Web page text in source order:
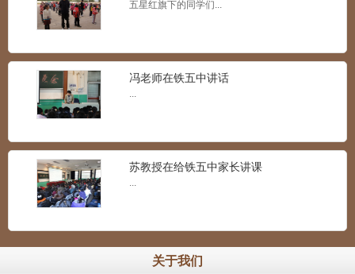
五星红旗下的同学们...
冯老师在铁五中讲话
...
苏教授在给铁五中家长讲课
...
关于我们